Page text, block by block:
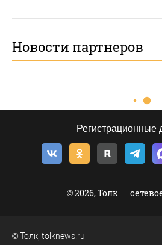
Новости партнеров
Регистрационные
© 2026, Толк —
©Толк tolknews.ru